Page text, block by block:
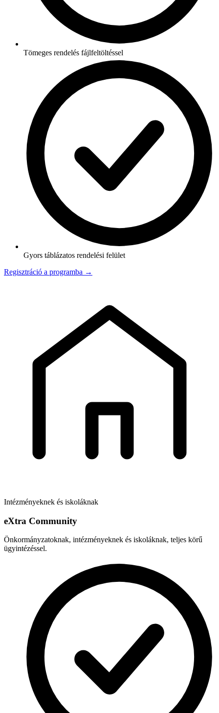
Tömeges rendelés fájlfeltöltéssel
Gyors táblázatos rendelési felület
Regisztráció a programba →
Intézményeknek és iskoláknak
eXtra Community
Önkormányzatoknak, intézményeknek és iskoláknak, teljes körű
ügyintézéssel.